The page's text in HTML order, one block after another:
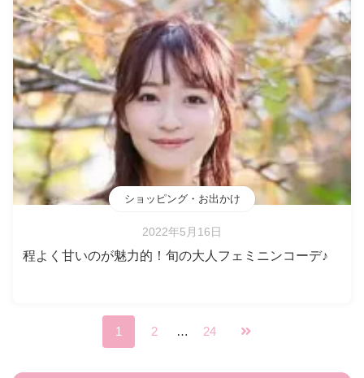
ショッピング・お出かけ
2022年5月16日
程よく甘いのが魅力的！旬の大人フェミニンコーデ♪
1 2 … 24